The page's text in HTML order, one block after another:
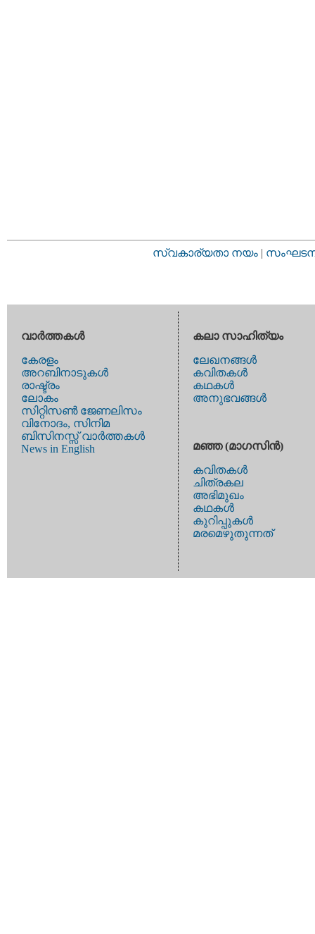
സ്വകാര്യതാ നയം |
വാര്‍ത്തകള്‍
കേരളം
അറബിനാടുകള്‍
രാഷ്ട്രം
ലോകം
സിറ്റിസണ്‍ ജേണലിസം
വിനോദം, സിനിമ
ബിസിനസ്സ് വാര്‍ത്തകള്‍
News in English
കലാ സാഹിത്യം
ലേഖനങ്ങള്‍
കവിതകള്‍
കഥകള്‍
അനുഭവങ്ങള്‍
മഞ്ഞ (മാഗസിന്‍)
കവിതകള്‍
ചിത്രകല
അഭിമുഖം
കഥകള്‍
കുറിപ്പുകള്‍
മരമെഴുതുന്നത്